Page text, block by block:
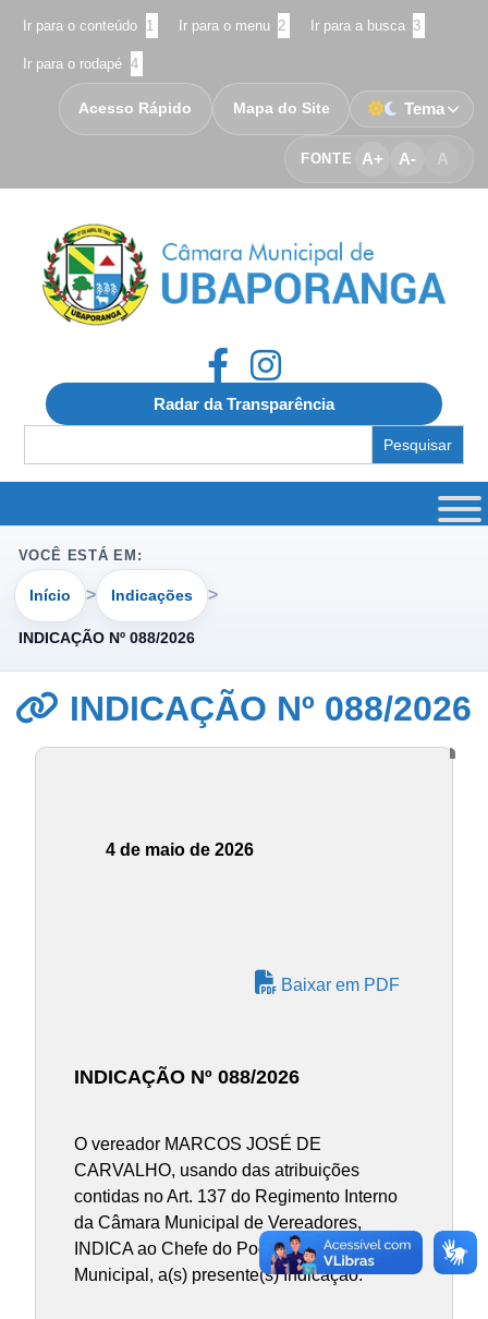
Ir para o conteúdo 1 Ir para o menu 2 Ir para a busca 3
Ir para o rodapé 4
FONTE A+ A- A
Acesso Rápido Mapa do Site Tema
Radar da Transparência
for:
VOCÊ ESTÁ EM:
Início Indicações
INDICAÇÃO Nº 088/2026
INDICAÇÃO Nº 088/2026
4 de maio de 2026
Baixar em PDF
INDICAÇÃO Nº 088/2026
O vereador MARCOS JOSÉ DE
CARVALHO, usando das atribuições
contidas no Art. 137 do Regimento Interno
da Câmara Municipal de Vereadores,
INDICA ao Chefe do Poder Executivo
Municipal, a(s) presente(s) Indicação: